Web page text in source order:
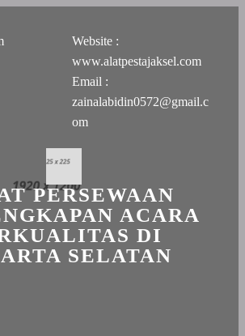
Website :
www.alatpestajaksel.com
Email :
zainalabidin0572@gmail.c
om
PERSEWAAN
ACARA
DI
SELATAN